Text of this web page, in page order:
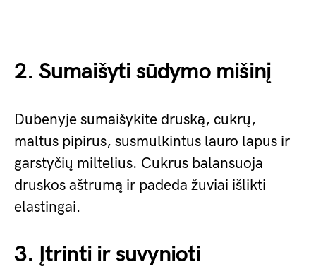
2. Sumaišyti sūdymo mišinį
Dubenyje sumaišykite druską, cukrų,
maltus pipirus, susmulkintus lauro lapus ir
garstyčių miltelius. Cukrus balansuoja
druskos aštrumą ir padeda žuviai išlikti
elastingai.
3. Įtrinti ir suvynioti